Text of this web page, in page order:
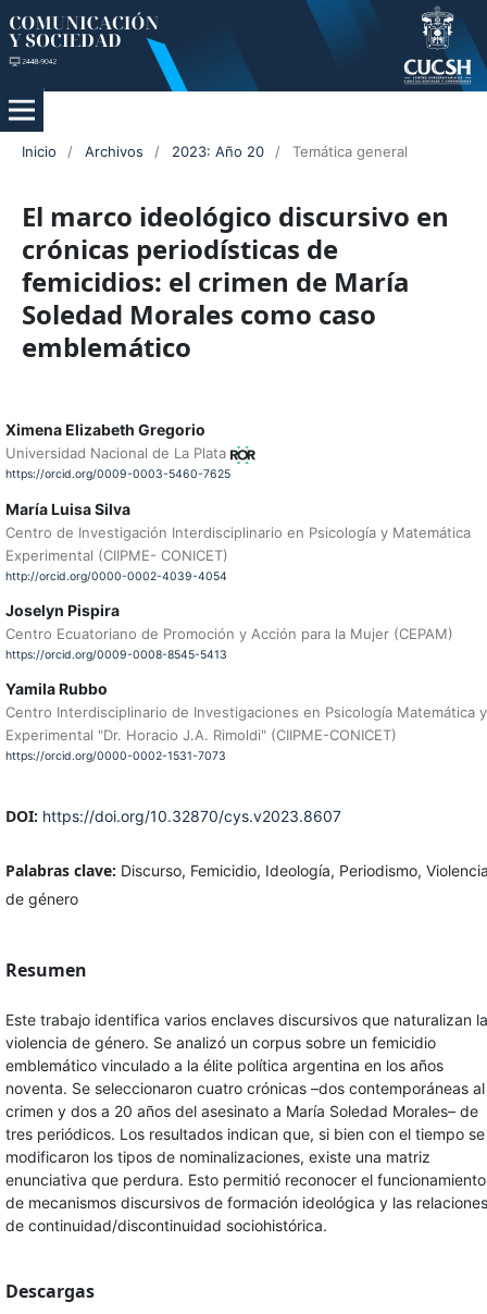
Inicio / Archivos / 2023: Año 20 / Temática general
El marco ideológico discursivo en
crónicas periodísticas de
femicidios: el crimen de María
Soledad Morales como caso
emblemático
Ximena Elizabeth Gregorio
Universidad Nacional de La Plata
https://orcid.org/0009-0003-5460-7625
María Luisa Silva
Centro de Investigación Interdisciplinario en Psicología y Matemática
Experimental (CIIPME- CONICET)
http://orcid.org/0000-0002-4039-4054
Joselyn Pispira
Centro Ecuatoriano de Promoción y Acción para la Mujer (CEPAM)
https://orcid.org/0009-0008-8545-5413
Yamila Rubbo
Centro Interdisciplinario de Investigaciones en Psicología Matemática y
Experimental "Dr. Horacio J.A. Rimoldi" (CIIPME-CONICET)
https://orcid.org/0000-0002-1531-7073
DOI: https://doi.org/10.32870/cys.v2023.8607
Palabras clave: Discurso, Femicidio, Ideología, Periodismo,
de género
Resumen
Este trabajo identifica varios enclaves discursivos que naturalizan la
violencia de género. Se analizó un corpus sobre un femicidio
emblemático vinculado a la élite política argentina en los años
noventa. Se seleccionaron cuatro crónicas –dos contemporáneas al
crimen y dos a 20 años del asesinato a María Soledad Morales– de
tres periódicos. Los resultados indican que, si bien con el tiempo se
modificaron los tipos de nominalizaciones, existe una matriz
enunciativa que perdura. Esto permitió reconocer el funcionamiento
de mecanismos discursivos de formación ideológica y las relaciones
de continuidad/discontinuidad sociohistórica.
Descargas